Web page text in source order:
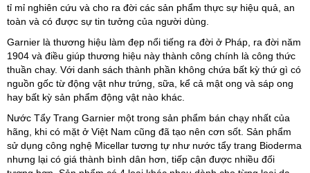
tỉ mỉ nghiên cứu và cho ra đời các sản phẩm thực sự hiệu quả, an
toàn và có được sự tin tưởng của người dùng.
Garnier là thương hiệu làm đẹp nổi tiếng ra đời ở Pháp, ra đời năm
1904 và điều giúp thương hiệu này thành công chính là công thức
thuần chay. Với danh sách thành phần không chứa bất kỳ thứ gì có
nguồn gốc từ động vật như trứng, sữa, kể cả mật ong và sáp ong
hay bất kỳ sản phẩm động vật nào khác.
Nước Tẩy Trang Garnier một trong sản phẩm bán chạy nhất của
hãng, khi có mặt ở Việt Nam cũng đã tạo nên cơn sốt. Sản phẩm
sử dụng công nghệ Micellar tương tự như nước tẩy trang Bioderma
nhưng lại có giá thành bình dân hơn, tiếp cận được nhiều đối